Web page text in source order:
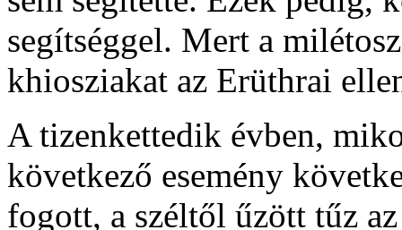
segítséggel. Mert a
khiosziakat az Erüthrai
A tizenkettedik évben,
következő esemény
fogott, a széltől űzött tűz